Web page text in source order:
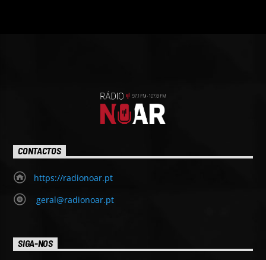
CONTACTOS
https://radionoar.pt
geral@radionoar.pt
SIGA-NOS